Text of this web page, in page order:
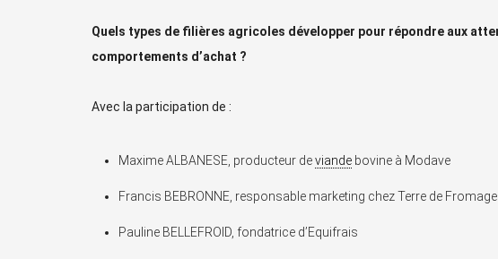
Quels types de filières agricoles développer pour répondre aux
comportements d’achat ?
Avec la participation de :
Maxime ALBANESE, producteur deviande bovine à Modave
Francis BEBRONNE, responsable marketing chez Terre de
Pauline BELLEFROID, fondatrice d’Equifrais